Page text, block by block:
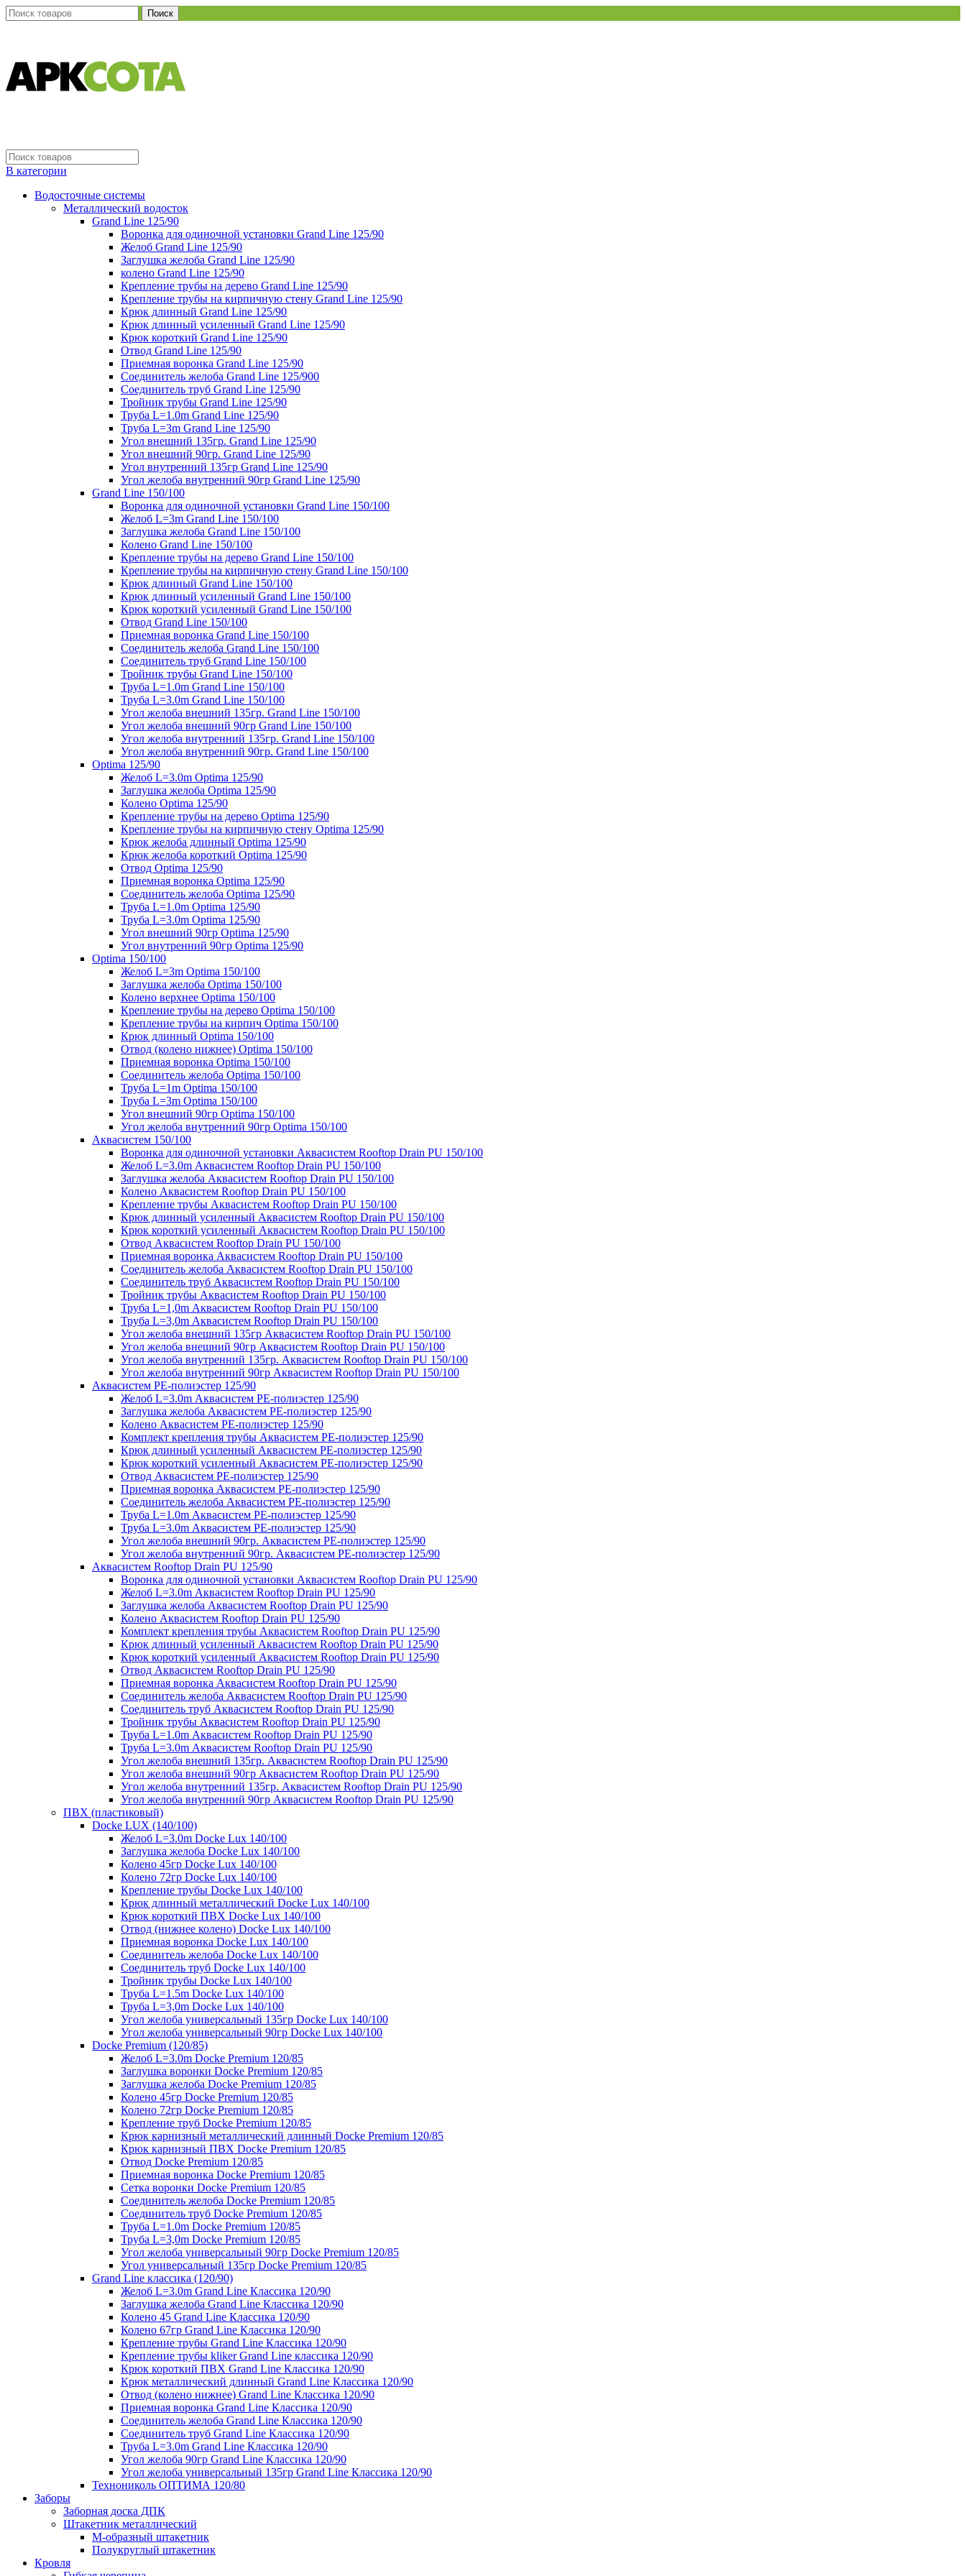
Поиск
В категории
Водосточные системы
Металлический водосток
Grand Line 125/90
Воронка для одиночной установки Grand Line 125/90
Желоб Grand Line 125/90
Заглушка желоба Grand Line 125/90
колено Grand Line 125/90
Крепление трубы на дерево Grand Line 125/90
Крепление трубы на кирпичную стену Grand Line 125/90
Крюк длинный Grand Line 125/90
Крюк длинный усиленный Grand Line 125/90
Крюк короткий Grand Line 125/90
Отвод Grand Line 125/90
Приемная воронка Grand Line 125/90
Соединитель желоба Grand Line 125/900
Соединитель труб Grand Line 125/90
Тройник трубы Grand Line 125/90
Труба L=1.0m Grand Line 125/90
Труба L=3m Grand Line 125/90
Угол внешний 135гр. Grand Line 125/90
Угол внешний 90гр. Grand Line 125/90
Угол внутренний 135гр Grand Line 125/90
Угол желоба внутренний 90гр Grand Line 125/90
Grand Line 150/100
Воронка для одиночной установки Grand Line 150/100
Желоб L=3m Grand Line 150/100
Заглушка желоба Grand Line 150/100
Колено Grand Line 150/100
Крепление трубы на дерево Grand Line 150/100
Крепление трубы на кирпичную стену Grand Line 150/100
Крюк длинный Grand Line 150/100
Крюк длинный усиленный Grand Line 150/100
Крюк короткий усиленный Grand Line 150/100
Отвод Grand Line 150/100
Приемная воронка Grand Line 150/100
Соединитель желоба Grand Line 150/100
Соединитель труб Grand Line 150/100
Тройник трубы Grand Line 150/100
Труба L=1.0m Grand Line 150/100
Труба L=3.0m Grand Line 150/100
Угол желоба внешний 135гр. Grand Line 150/100
Угол желоба внешний 90гр Grand Line 150/100
Угол желоба внутренний 135гр. Grand Line 150/100
Угол желоба внутренний 90гр. Grand Line 150/100
Optima 125/90
Желоб L=3.0m Optima 125/90
Заглушка желоба Optima 125/90
Колено Optima 125/90
Крепление трубы на дерево Optima 125/90
Крепление трубы на кирпичную стену Optima 125/90
Крюк желоба длинный Optima 125/90
Крюк желоба короткий Optima 125/90
Отвод Optima 125/90
Приемная воронка Optima 125/90
Соединитель желоба Optima 125/90
Труба L=1.0m Optima 125/90
Труба L=3.0m Optima 125/90
Угол внешний 90гр Optima 125/90
Угол внутренний 90гр Optima 125/90
Optima 150/100
Желоб L=3m Optima 150/100
Заглушка желоба Optima 150/100
Колено верхнее Optima 150/100
Крепление трубы на дерево Optima 150/100
Крепление трубы на кирпич Optima 150/100
Крюк длинный Optima 150/100
Отвод (колено нижнее) Optima 150/100
Приемная воронка Optima 150/100
Соединитель желоба Optima 150/100
Труба L=1m Optima 150/100
Труба L=3m Optima 150/100
Угол внешний 90гр Optima 150/100
Угол желоба внутренний 90гр Optima 150/100
Аквасистем 150/100
Воронка для одиночной установки Аквасистем Rooftop Drain PU 150/100
Желоб L=3.0m Аквасистем Rooftop Drain PU 150/100
Заглушка желоба Аквасистем Rooftop Drain PU 150/100
Колено Аквасистем Rooftop Drain PU 150/100
Крепление трубы Аквасистем Rooftop Drain PU 150/100
Крюк длинный усиленный Аквасистем Rooftop Drain PU 150/100
Крюк короткий усиленный Аквасистем Rooftop Drain PU 150/100
Отвод Аквасистем Rooftop Drain PU 150/100
Приемная воронка Аквасистем Rooftop Drain PU 150/100
Соединитель желоба Аквасистем Rooftop Drain PU 150/100
Соединитель труб Аквасистем Rooftop Drain PU 150/100
Тройник трубы Аквасистем Rooftop Drain PU 150/100
Труба L=1,0m Аквасистем Rooftop Drain PU 150/100
Труба L=3,0m Аквасистем Rooftop Drain PU 150/100
Угол желоба внешний 135гр Аквасистем Rooftop Drain PU 150/100
Угол желоба внешний 90гр Аквасистем Rooftop Drain PU 150/100
Угол желоба внутренний 135гр. Аквасистем Rooftop Drain PU 150/100
Угол желоба внутренний 90гр Аквасистем Rooftop Drain PU 150/100
Аквасистем PE-полиэстер 125/90
Желоб L=3.0m Аквасистем PE-полиэстер 125/90
Заглушка желоба Аквасистем PE-полиэстер 125/90
Колено Аквасистем PE-полиэстер 125/90
Комплект крепления трубы Аквасистем PE-полиэстер 125/90
Крюк длинный усиленный Аквасистем PE-полиэстер 125/90
Крюк короткий усиленный Аквасистем PE-полиэстер 125/90
Отвод Аквасистем РЕ-полиэстер 125/90
Приемная воронка Аквасистем PE-полиэстер 125/90
Соединитель желоба Аквасистем PE-полиэстер 125/90
Труба L=1.0m Аквасистем PE-полиэстер 125/90
Труба L=3.0m Аквасистем PE-полиэстер 125/90
Угол желоба внешний 90гр. Аквасистем PE-полиэстер 125/90
Угол желоба внутренний 90гр. Аквасистем PE-полиэстер 125/90
Аквасистем Rooftop Drain PU 125/90
Воронка для одиночной установки Аквасистем Rooftop Drain PU 125/90
Желоб L=3.0m Аквасистем Rooftop Drain PU 125/90
Заглушка желоба Аквасистем Rooftop Drain PU 125/90
Колено Аквасистем Rooftop Drain PU 125/90
Комплект крепления трубы Аквасистем Rooftop Drain PU 125/90
Крюк длинный усиленный Аквасистем Rooftop Drain PU 125/90
Крюк короткий усиленный Аквасистем Rooftop Drain PU 125/90
Отвод Аквасистем Rooftop Drain PU 125/90
Приемная воронка Аквасистем Rooftop Drain PU 125/90
Соединитель желоба Аквасистем Rooftop Drain PU 125/90
Соединитель труб Аквасистем Rooftop Drain PU 125/90
Тройник трубы Аквасистем Rooftop Drain PU 125/90
Труба L=1.0m Аквасистем Rooftop Drain PU 125/90
Труба L=3.0m Аквасистем Rooftop Drain PU 125/90
Угол желоба внешний 135гр. Аквасистем Rooftop Drain PU 125/90
Угол желоба внешний 90гр Аквасистем Rooftop Drain PU 125/90
Угол желоба внутренний 135гр. Аквасистем Rooftop Drain PU 125/90
Угол желоба внутренний 90гр Аквасистем Rooftop Drain PU 125/90
ПВХ (пластиковый)
Docke LUX (140/100)
Желоб L=3.0m Docke Lux 140/100
Заглушка желоба Docke Lux 140/100
Колено 45гр Docke Lux 140/100
Колено 72гр Docke Lux 140/100
Крепление трубы Docke Lux 140/100
Крюк длинный металлический Docke Lux 140/100
Крюк короткий ПВХ Docke Lux 140/100
Отвод (нижнее колено) Docke Lux 140/100
Приемная воронка Docke Lux 140/100
Соединитель желоба Docke Lux 140/100
Соединитель труб Docke Lux 140/100
Тройник трубы Docke Lux 140/100
Труба L=1.5m Docke Lux 140/100
Труба L=3,0m Docke Lux 140/100
Угол желоба универсальный 135гр Docke Lux 140/100
Угол желоба универсальный 90гр Docke Lux 140/100
Docke Premium (120/85)
Желоб L=3.0m Docke Premium 120/85
Заглушка воронки Docke Premium 120/85
Заглушка желоба Docke Premium 120/85
Колено 45гр Docke Premium 120/85
Колено 72гр Docke Premium 120/85
Крепление труб Docke Premium 120/85
Крюк карнизный металлический длинный Docke Premium 120/85
Крюк карнизный ПВХ Docke Premium 120/85
Отвод Docke Premium 120/85
Приемная воронка Docke Premium 120/85
Сетка воронки Docke Premium 120/85
Соединитель желоба Docke Premium 120/85
Соединитель труб Docke Premium 120/85
Труба L=1.0m Docke Premium 120/85
Труба L=3,0m Docke Premium 120/85
Угол желоба универсальный 90гр Docke Premium 120/85
Угол универсальный 135гр Docke Premium 120/85
Grand Line классика (120/90)
Желоб L=3.0m Grand Line Классика 120/90
Заглушка желоба Grand Line Классика 120/90
Колено 45 Grand Line Классика 120/90
Колено 67гр Grand Line Классика 120/90
Крепление трубы Grand Line Классика 120/90
Крепление трубы kliker Grand Line классика 120/90
Крюк короткий ПВХ Grand Line Классика 120/90
Крюк металлический длинный Grand Line Классика 120/90
Отвод (колено нижнее) Grand Line Классика 120/90
Приемная воронка Grand Line Классика 120/90
Соединитель желоба Grand Line Классика 120/90
Соединитель труб Grand Line Классика 120/90
Труба L=3.0m Grand Line Классика 120/90
Угол желоба 90гр Grand Line Классика 120/90
Угол желоба универсальный 135гр Grand Line Классика 120/90
Технониколь ОПТИМА 120/80
Заборы
Заборная доска ДПК
Штакетник металлический
М-образный штакетник
Полукруглый штакетник
Кровля